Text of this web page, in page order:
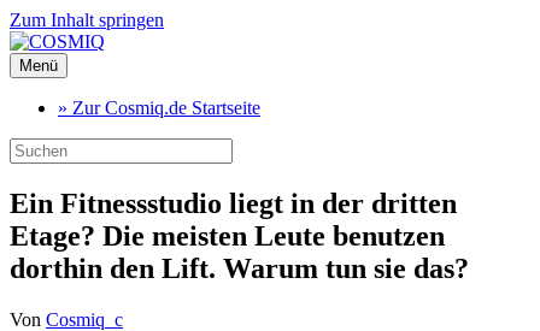
Zum Inhalt springen
Menü
» Zur Cosmiq.de Startseite
Ein Fitnessstudio liegt in der dritten
Etage? Die meisten Leute benutzen
dorthin den Lift. Warum tun sie das?
Von Cosmiq_c